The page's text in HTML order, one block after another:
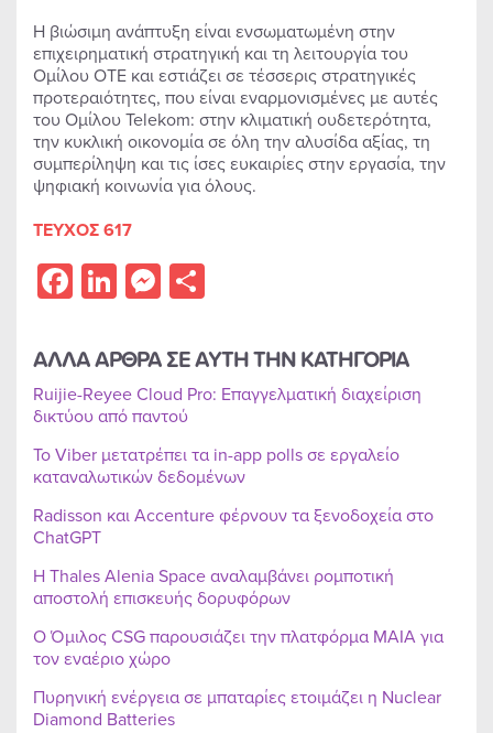
Η βιώσιμη ανάπτυξη είναι ενσωματωμένη στην
επιχειρηματική στρατηγική και τη λειτουργία του
Ομίλου ΟΤΕ και εστιάζει σε τέσσερις στρατηγικές
προτεραιότητες, που είναι εναρμονισμένες με αυτές
του Ομίλου Telekom: στην κλιματική ουδετερότητα,
την κυκλική οικονομία σε όλη την αλυσίδα αξίας, τη
συμπερίληψη και τις ίσες ευκαιρίες στην εργασία, την
ψηφιακή κοινωνία για όλους.
ΤΕΥΧΟΣ 617
Facebook
LinkedIn
Messenger
ΑΛΛΑ ΑΡΘΡΑ ΣΕ ΑΥΤΗ ΤΗΝ ΚΑΤΗΓΟΡΙΑ
Ruijie-Reyee Cloud Pro: Επαγγελματική διαχείριση
δικτύου από παντού
Το Viber μετατρέπει τα in-app polls σε εργαλείο
καταναλωτικών δεδομένων
Radisson και Accenture φέρνουν τα ξενοδοχεία στο
ChatGPT
Η Thales Alenia Space αναλαμβάνει ρομποτική
αποστολή επισκευής δορυφόρων
Ο Όμιλος CSG παρουσιάζει την πλατφόρμα MAIA για
τον εναέριο χώρο
Πυρηνική ενέργεια σε μπαταρίες ετοιμάζει η Nuclear
Diamond Batteries